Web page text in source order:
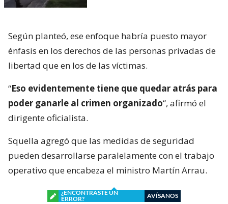
Según planteó, ese enfoque habría puesto mayor
énfasis en los derechos de las personas privadas de
libertad que en los de las víctimas.
“Eso evidentemente tiene que quedar atrás para
poder ganarle al crimen organizado“, afirmó el
dirigente oficialista.
Squella agregó que las medidas de seguridad
pueden desarrollarse paralelamente con el trabajo
operativo que encabeza el ministro Martín Arrau.
¿ENCONTRASTE UN
ERROR?
AVÍSANOS